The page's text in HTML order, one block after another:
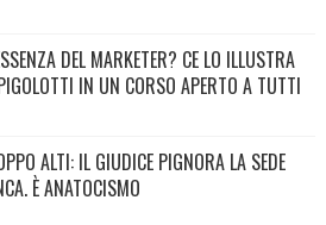
DEL MARKETER? CE LO ILLUSTRA
IN UN CORSO APERTO A TUTTI
ALTI: IL GIUDICE PIGNORA LA SEDE
È ANATOCISMO